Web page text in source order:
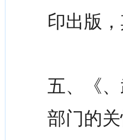
印出版
五、《
部门的